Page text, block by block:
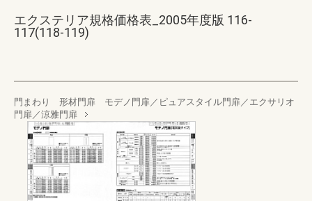
エクステリア規格価格表_2005年度版 116-
117(118-119)
門まわり 形材門扉 モデノ門扉／ピュアスタイル門扉／エクサリオ
門扉／涼雅門扉